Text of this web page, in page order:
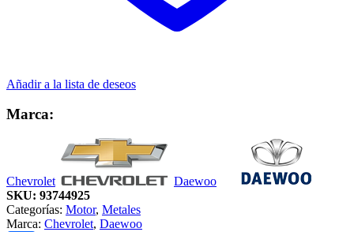
Añadir a la lista de deseos
Marca:
Chevrolet
Daewoo
SKU: 93744925
Categorías: Motor, Metales
Marca: Chevrolet, Daewoo